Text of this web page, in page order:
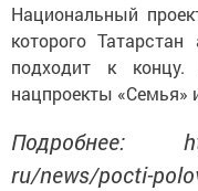
Национальный
которого
подходит к
нацпроекты «Семья»
Подробнее:
ru/news/pocti-